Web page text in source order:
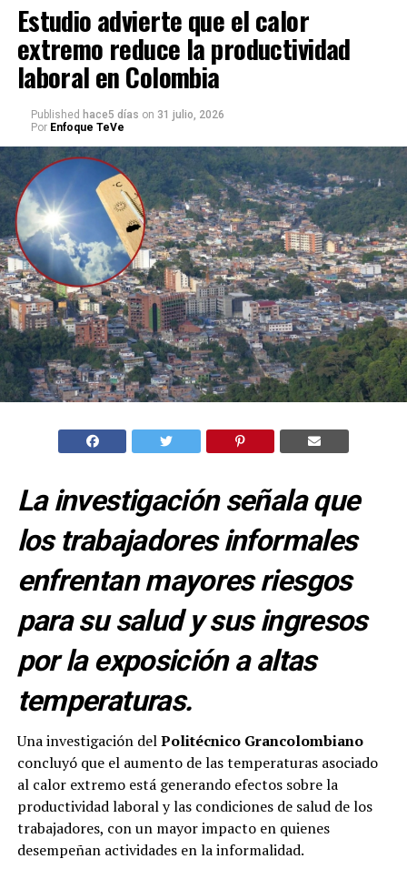
Estudio advierte que el calor
extremo reduce la productividad
laboral en Colombia
Published hace5 días on 31 julio, 2026
Por Enfoque TeVe
La investigación señala que
los trabajadores informales
enfrentan mayores riesgos
para su salud y sus ingresos
por la exposición a altas
temperaturas.
Una investigación delPolitécnico Grancolombiano
concluyó que el aumento de las temperaturas asociado
al calor extremo está generando efectos sobre la
productividad laboral y las condiciones de salud de los
trabajadores, con un mayor impacto en quienes
desempeñan actividades en la informalidad.